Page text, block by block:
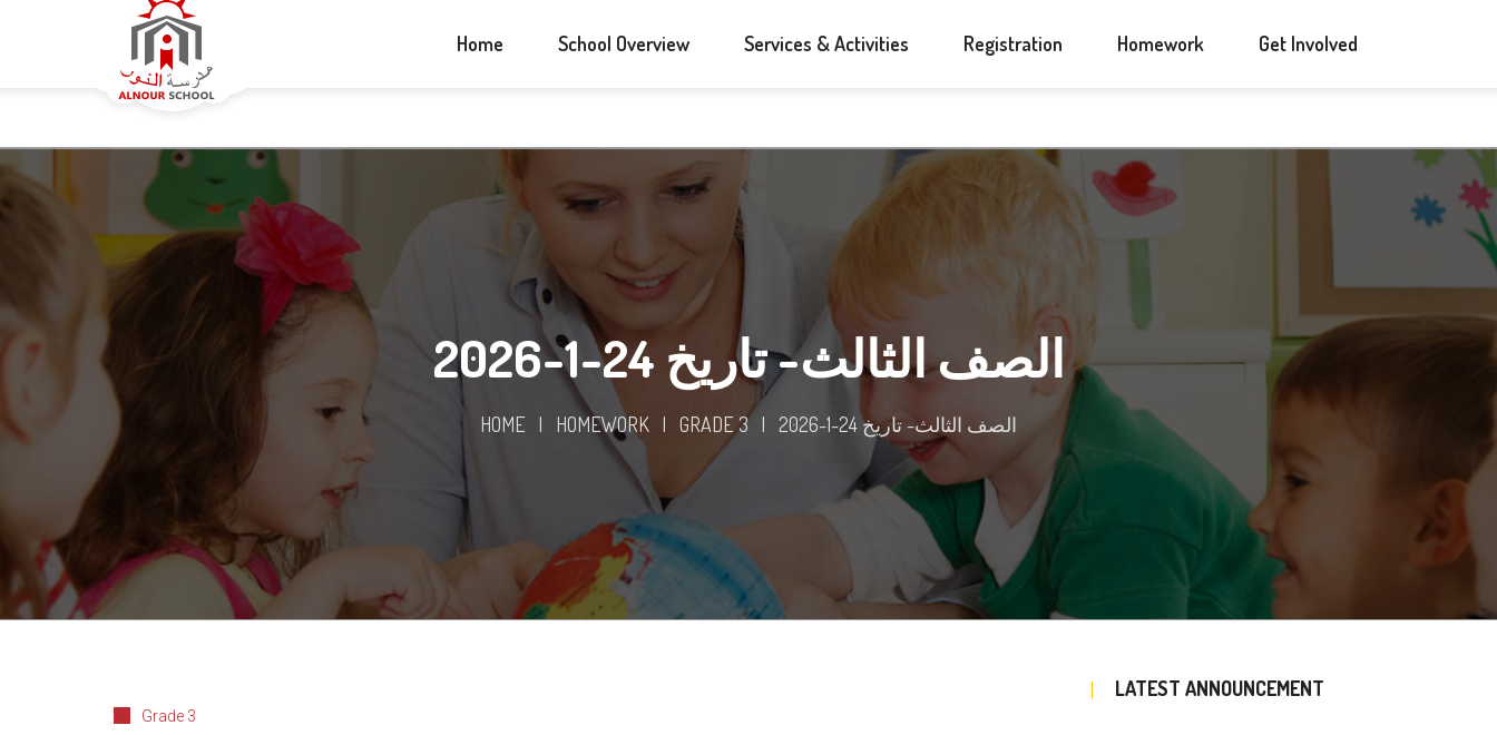
+1-613-265-5060
Home School Overview Services & Activities Registration Homework Get Involved
الصف الثالث- تاريخ 24-1-2026
HOME | HOMEWORK | GRADE 3 | الصف الثالث- تاريخ 24-1-2026
Grade 3
LATEST ANNOUNCEMENT